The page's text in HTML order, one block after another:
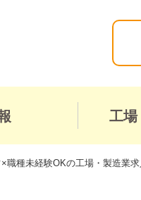
工場
職種未経験OKの工場・製造業